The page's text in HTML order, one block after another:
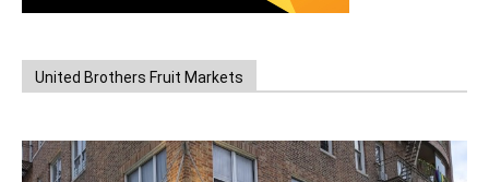
United Brothers Fruit Markets